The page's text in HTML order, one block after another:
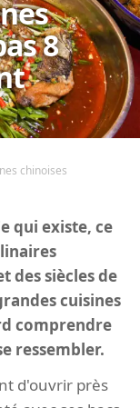
8
chinoises
qui existe, ce
des siècles de
cuisines
comprendre
ressembler.
d'ouvrir près